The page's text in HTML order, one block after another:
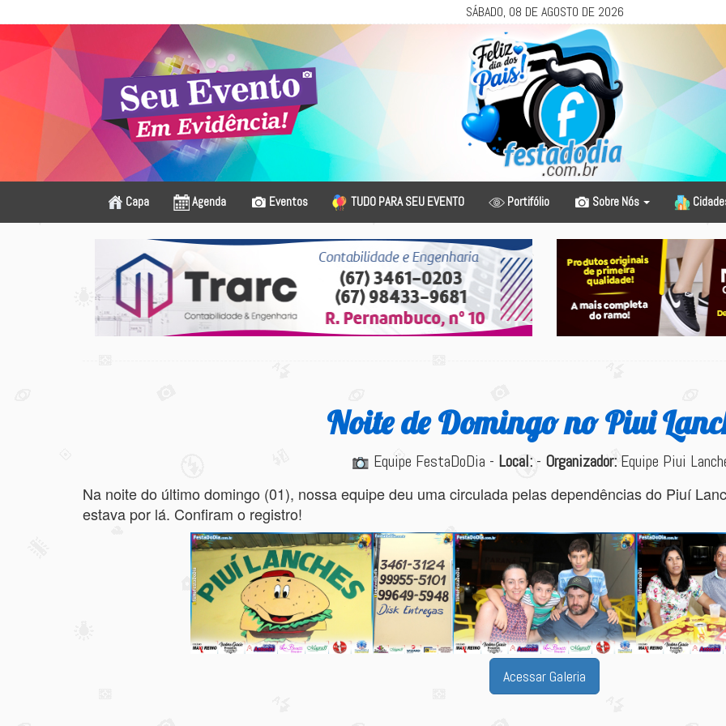
SÁBADO, 08 DE AGOSTO DE 2026
Capa Agenda Eventos TUDO PARA SEU EVENTO Portifólio Sobre Nós
Noite de Domingo no Piui
Equipe FestaDoDia - Local: - Organizador: Equipe Piui
Na noite do último domingo (01), nossa equipe deu uma circulada pelas dependências do Piuí
estava por lá. Confiram o registro!
Acessar Galeria